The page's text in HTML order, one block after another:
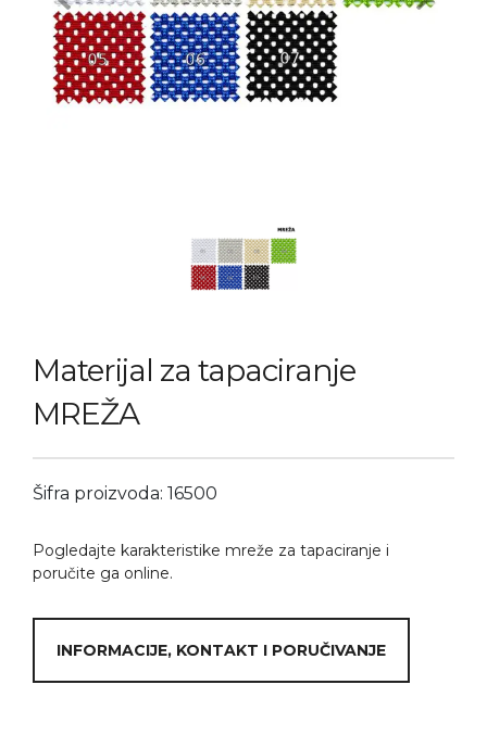
Previous Next
Materijal za tapaciranje
MREŽA
Šifra proizvoda: 16500
Pogledajte karakteristike mreže za tapaciranje i
poručite ga online.
INFORMACIJE, KONTAKT I PORUČIVANJE